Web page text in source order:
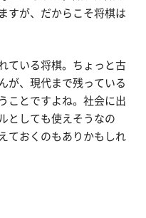
すが、だからこそ将棋は
ている将棋。ちょっと古
が、現代まで残っている
ことですよね。社会に出
としても使えそうなの
ておくのもありかもしれ